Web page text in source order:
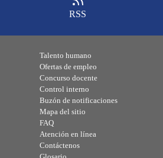
RSS
Talento humano
Ofertas de empleo
Concurso docente
Control interno
Buzón de notificaciones
Mapa del sitio
FAQ
Atención en línea
Contáctenos